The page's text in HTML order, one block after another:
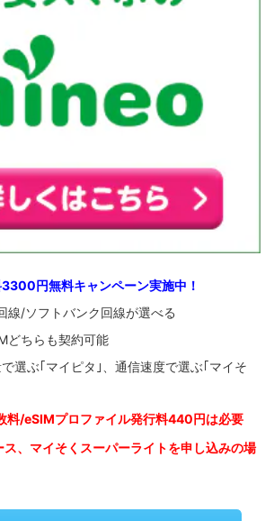
円無料キャンペーン実施中！
線/ソフトバンク回線が選べる
どちらも契約可能
選ぶ｢マイピタ｣、通信速度で選ぶ｢マイそ
料/eSIMプロファイル発行料440円は必要
、マイそくスーパーライトを申し込みの場